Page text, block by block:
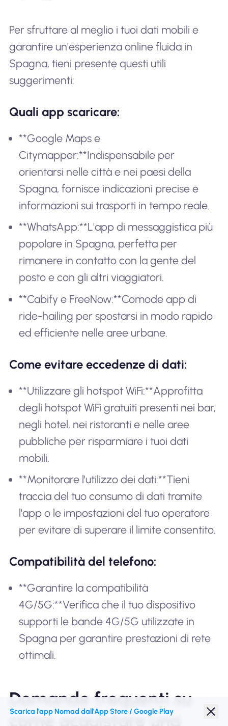
Per sfruttare al meglio i tuoi dati mobili e
garantire un'esperienza online fluida in
Spagna, tieni presente questi utili
suggerimenti:
Quali app scaricare:
**Google Maps e
Citymapper:**Indispensabile per
orientarsi nelle città e nei paesi della
Spagna, fornisce indicazioni precise e
informazioni sui trasporti in tempo reale.
**WhatsApp:**L'app di messaggistica più
popolare in Spagna, perfetta per
rimanere in contatto con la gente del
posto e con gli altri viaggiatori.
**Cabify e FreeNow:**Comode app di
ride-hailing per spostarsi in modo rapido
ed efficiente nelle aree urbane.
Come evitare eccedenze di dati:
**Utilizzare gli hotspot WiFi:**Approfitta
degli hotspot WiFi gratuiti presenti nei bar,
negli hotel, nei ristoranti e nelle aree
pubbliche per risparmiare i tuoi dati
mobili.
**Monitorare l'utilizzo dei dati:**Tieni
traccia del tuo consumo di dati tramite
l'app o le impostazioni del tuo operatore
per evitare di superare il limite consentito.
Compatibilità del telefono:
**Garantire la compatibilità
4G/5G:**Verifica che il tuo dispositivo
supporti le bande 4G/5G utilizzate in
Spagna per garantire prestazioni di rete
ottimali.
Domande frequenti su
come acquistare una
Scarica l'app Nomad dall'App Store / Google Play